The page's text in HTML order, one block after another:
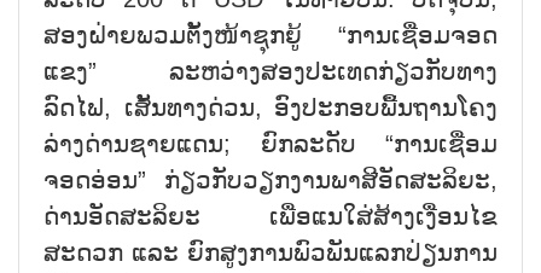
ສອງຝ່າຍພວມຕັ້ງໜ້າຊຸກຍູ້ “ການເຊື່ອມຈອດ
ແຂງ” ລະຫວ່າງສອງປະເທດກ່ຽວກັບທາງ
ລົດໄຟ, ເສັ້ນທາງດ່ວນ, ອົງປະກອບພື້ນຖານໂຄງ
ລ່າງດ່ານຊາຍແດນ; ຍົກລະດັບ “ການເຊື່ອມ
ຈອດອ່ອນ” ກ່ຽວກັບວຽກງານພາສີອັດສະລິຍະ,
ດ່ານອັດສະລິຍະ ເພື່ອແນໃສ່ສ້າງເງື່ອນໄຂ
ສະດວກ ແລະ ຍົກສູງການພົວພັນແລກປ່ຽນການ